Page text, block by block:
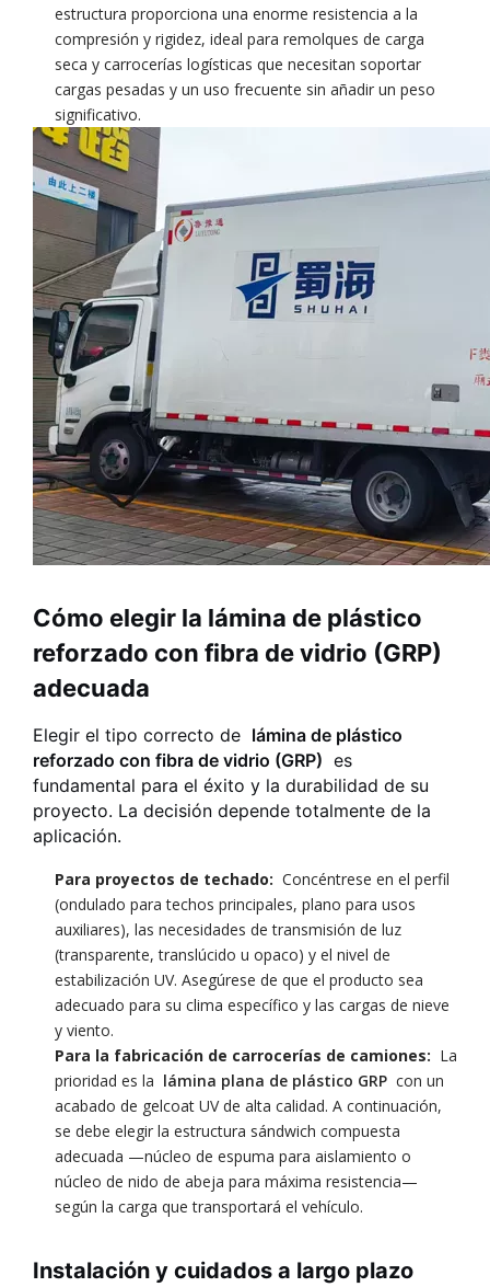
estructura proporciona una enorme resistencia a la
compresión y rigidez, ideal para remolques de carga
seca y carrocerías logísticas que necesitan soportar
cargas pesadas y un uso frecuente sin añadir un peso
significativo.
Cómo elegir la lámina de plástico
reforzado con fibra de vidrio (GRP)
adecuada
Elegir el tipo correcto de lámina de plástico
reforzado con fibra de vidrio (GRP) es
fundamental para el éxito y la durabilidad de su
proyecto. La decisión depende totalmente de la
aplicación.
Para proyectos de techado: Concéntrese en el perfil
(ondulado para techos principales, plano para usos
auxiliares), las necesidades de transmisión de luz
(transparente, translúcido u opaco) y el nivel de
estabilización UV. Asegúrese de que el producto sea
adecuado para su clima específico y las cargas de nieve
y viento.
Para la fabricación de carrocerías de camiones: La
prioridad es la lámina plana de plástico GRP con un
acabado de gelcoat UV de alta calidad. A continuación,
se debe elegir la estructura sándwich compuesta
adecuada —núcleo de espuma para aislamiento o
núcleo de nido de abeja para máxima resistencia—
según la carga que transportará el vehículo.
Instalación y cuidados a largo plazo